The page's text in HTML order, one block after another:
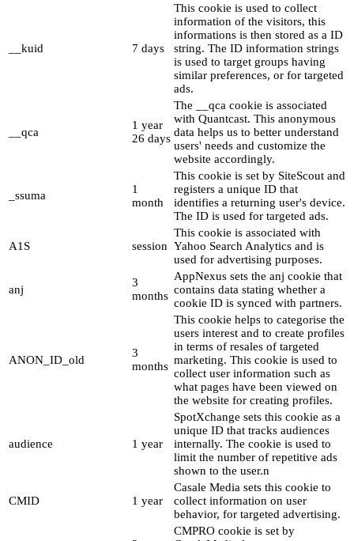
__kuid 7 days
This cookie is used to collect
information of the visitors, this
informations is then stored as a ID
string. The ID information strings
is used to target groups having
similar preferences, or for targeted
ads.
__qca
1 year
26 days
The __qca cookie is associated
with Quantcast. This anonymous
data helps us to better understand
users' needs and customize the
website accordingly.
_ssuma
1
month
This cookie is set by SiteScout and
registers a unique ID that
identifies a returning user's device.
The ID is used for targeted ads.
A1S session
This cookie is associated with
Yahoo Search Analytics and is
used for advertising purposes.
anj
3
months
AppNexus sets the anj cookie that
contains data stating whether a
cookie ID is synced with partners.
ANON_ID_old
3
months
This cookie helps to categorise the
users interest and to create profiles
in terms of resales of targeted
marketing. This cookie is used to
collect user information such as
what pages have been viewed on
the website for creating profiles.
audience 1 year
SpotXchange sets this cookie as a
unique ID that tracks audiences
internally. The cookie is used to
limit the number of repetitive ads
shown to the user.n
CMID 1 year
Casale Media sets this cookie to
collect information on user
behavior, for targeted advertising.
CMPRO cookie is set by